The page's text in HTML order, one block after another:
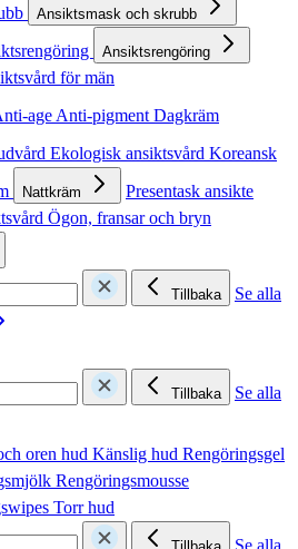
Ansiktsmask och skrubb
Ansiktsrengöring
för män
ageAnti-pigmentDagkräm
Ekologisk ansiktsvård Koreansk
Nattkräm
Presentask ansikte
Ögon, fransar och bryn
Tillbaka
Se alla
Tillbaka
Se alla
oren hud Känslig hud Rengöringsgel
Rengöringsmousse
Torr hud